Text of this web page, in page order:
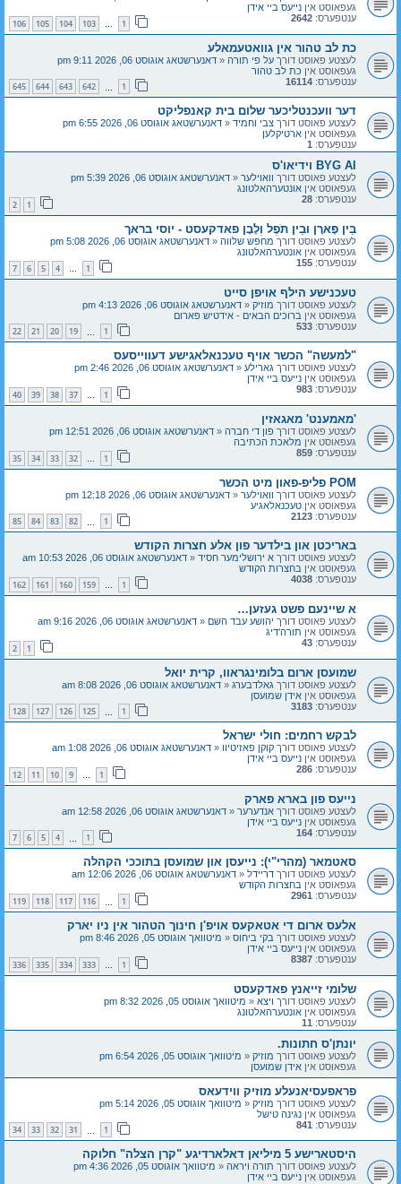
געפאוסט אין נייעס ביי אידן
ענטפערס: 2642
1
…
103
104
105
106
כת לב טהור אין גוואטעמאלע
לעצטע פאוסט דורך על פי תורה « דאנערשטאג אוגוסט 06, 2026 9:11 pm
געפאוסט אין כת לב טהור
ענטפערס: 16114
1
642
643
644
645
דער וועכנטליכער שלום בית קאנפליקט
לעצטע פאוסט דורך צבי וחמיד « דאנערשטאג אוגוסט 06, 2026 6:55 pm
געפאוסט אין ארטיקלען
ענטפערס: 1
BYG AI וידיאו'ס
לעצטע פאוסט דורך וואוילער « דאנערשטאג אוגוסט 06, 2026 5:39 pm
געפאוסט אין אונטערהאלטונג
ענטפערס: 28
1
2
בֵּין פָּארָן וּבֵין תֹּפֶל וְלָבָן פאדקעסט - יוסי בראך
לעצטע פאוסט דורך מחפש שלווה « דאנערשטאג אוגוסט 06, 2026 5:08 pm
געפאוסט אין אונטערהאלטונג
ענטפערס: 155
1
…
4
5
6
7
טעכנישע הילף אויפן סייט
לעצטע פאוסט דורך מוזיק « דאנערשטאג אוגוסט 06, 2026 4:13 pm
געפאוסט אין ברוכים הבאים - אידטיש פארום
ענטפערס: 533
1
19
20
21
22
"למעשה" הכשר אויף טעכנאלאגישע דעווייסעס
לעצטע פאוסט דורך גארילע « דאנערשטאג אוגוסט 06, 2026 2:46 pm
געפאוסט אין נייעס ביי אידן
ענטפערס: 983
1
…
37
38
39
40
'מאמענט' מאגאזין
לעצטע פאוסט דורך פון די חברה « דאנערשטאג אוגוסט 06, 2026 12:51 pm
געפאוסט אין מלאכת הכתיבה
ענטפערס: 859
1
…
32
33
34
35
POM פליפ-פאון מיט הכשר
לעצטע פאוסט דורך וואוילער « דאנערשטאג אוגוסט 06, 2026 12:18 pm
געפאוסט אין טעכנאלאגיע
ענטפערס: 2123
1
82
83
84
85
באריכטן און בילדער פון אלע חצרות הקודש
לעצטע פאוסט דורך א ירושלימער חסיד « דאנערשטאג אוגוסט 06, 2026 10:53 am
געפאוסט אין בחצרות הקודש
ענטפערס: 4038
1
…
159
160
161
162
א שיינעם פשט געזען…
לעצטע פאוסט דורך יהושע עבד השם « דאנערשטאג אוגוסט 06, 2026 9:16 am
געפאוסט אין תורה'דיג
ענטפערס: 43
1
2
שמועסן ארום בלומינגראוו, קרית יואל
לעצטע פאוסט דורך גאלדבערג « דאנערשטאג אוגוסט 06, 2026 8:08 am
געפאוסט אין אידן שמועסן
ענטפערס: 3183
1
125
126
127
128
לבקש רחמים: חולי ישראל
לעצטע פאוסט דורך קוקן פאזיטיוו « דאנערשטאג אוגוסט 06, 2026 1:08 am
געפאוסט אין נייעס ביי אידן
ענטפערס: 286
1
…
9
10
11
12
נייעס פון בארא פארק
לעצטע פאוסט דורך אנדערער « דאנערשטאג אוגוסט 06, 2026 12:58 am
געפאוסט אין נייעס ביי אידן
ענטפערס: 164
1
4
5
6
7
סאטמאר (מהרי"י): נייעסן און שמועסן בתוככי הקהלה
לעצטע פאוסט דורך דריידל « דאנערשטאג אוגוסט 06, 2026 12:06 am
געפאוסט אין בחצרות הקודש
ענטפערס: 2961
1
116
117
118
119
אלעס ארום די אטאקעס אויפ'ן חינוך הטהור אין ניו יארק
לעצטע פאוסט דורך בקי ביחוס « מיטוואך אוגוסט 05, 2026 8:46 pm
געפאוסט אין נייעס ביי אידן
ענטפערס: 8387
1
…
333
334
335
336
שלומי זייאנץ פאדקעסט
לעצטע פאוסט דורך ויצא « מיטוואך אוגוסט 05, 2026 8:32 pm
געפאוסט אין אונטערהאלטונג
ענטפערס: 11
יונתן'ס חתונות.
לעצטע פאוסט דורך מוזיק « מיטוואך אוגוסט 05, 2026 6:54 pm
געפאוסט אין אידן שמועסן
פראפעסיאנעלע מוזיק ווידעאס
לעצטע פאוסט דורך מוזיק « מיטוואך אוגוסט 05, 2026 5:14 pm
געפאוסט אין נגינה טישל
ענטפערס: 841
1
31
32
33
34
היסטארישע 5 מיליאן דאלארדיגע "קרן הצלה" חלוקה
לעצטע פאוסט דורך תורה ויראה « מיטוואך אוגוסט 05, 2026 4:36 pm
געפאוסט אין נייעס ביי אידן